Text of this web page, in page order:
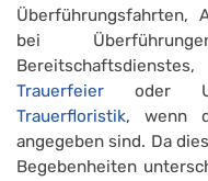
Überführungsfahrten,
bei
Trauerfeier oder
Trauerfloristik, wenn
angegeben sind. Da
Begebenheiten